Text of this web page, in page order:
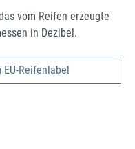
vom Reifen erzeugte
in Dezibel.
Reifenlabel